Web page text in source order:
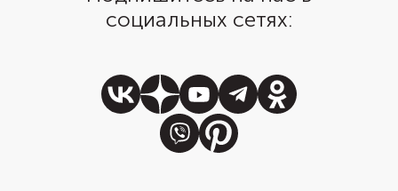
социальных сетях: